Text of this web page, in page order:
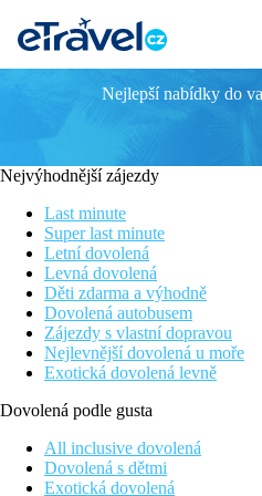
SH Dolce Vita
Hotel vhodný pro všechny
Oblíbené letovisko Zlaté písky
Program All Inclusive
Krásná písečná pláž v blízkosti
Poloha
Na klidném místě v zeleni cca
Vybavení
Vstupní hala s recepcí, výtahy,
osuškami zdarma (vratná
Pokoje
Dvoulůžkový pokoj, Výhled
Nejlepší nabídky do
Nejvýhodnější zájezdy
Last minute
Super last minute
Letní dovolená
Levná dovolená
Děti zdarma a výhodně
Dovolená autobusem
Zájezdy s vlastní dopravou
Nejlevnější dovolená u moře
Exotická dovolená levně
Dovolená podle gusta
All inclusive dovolená
Dovolená s dětmi
Exotická dovolená